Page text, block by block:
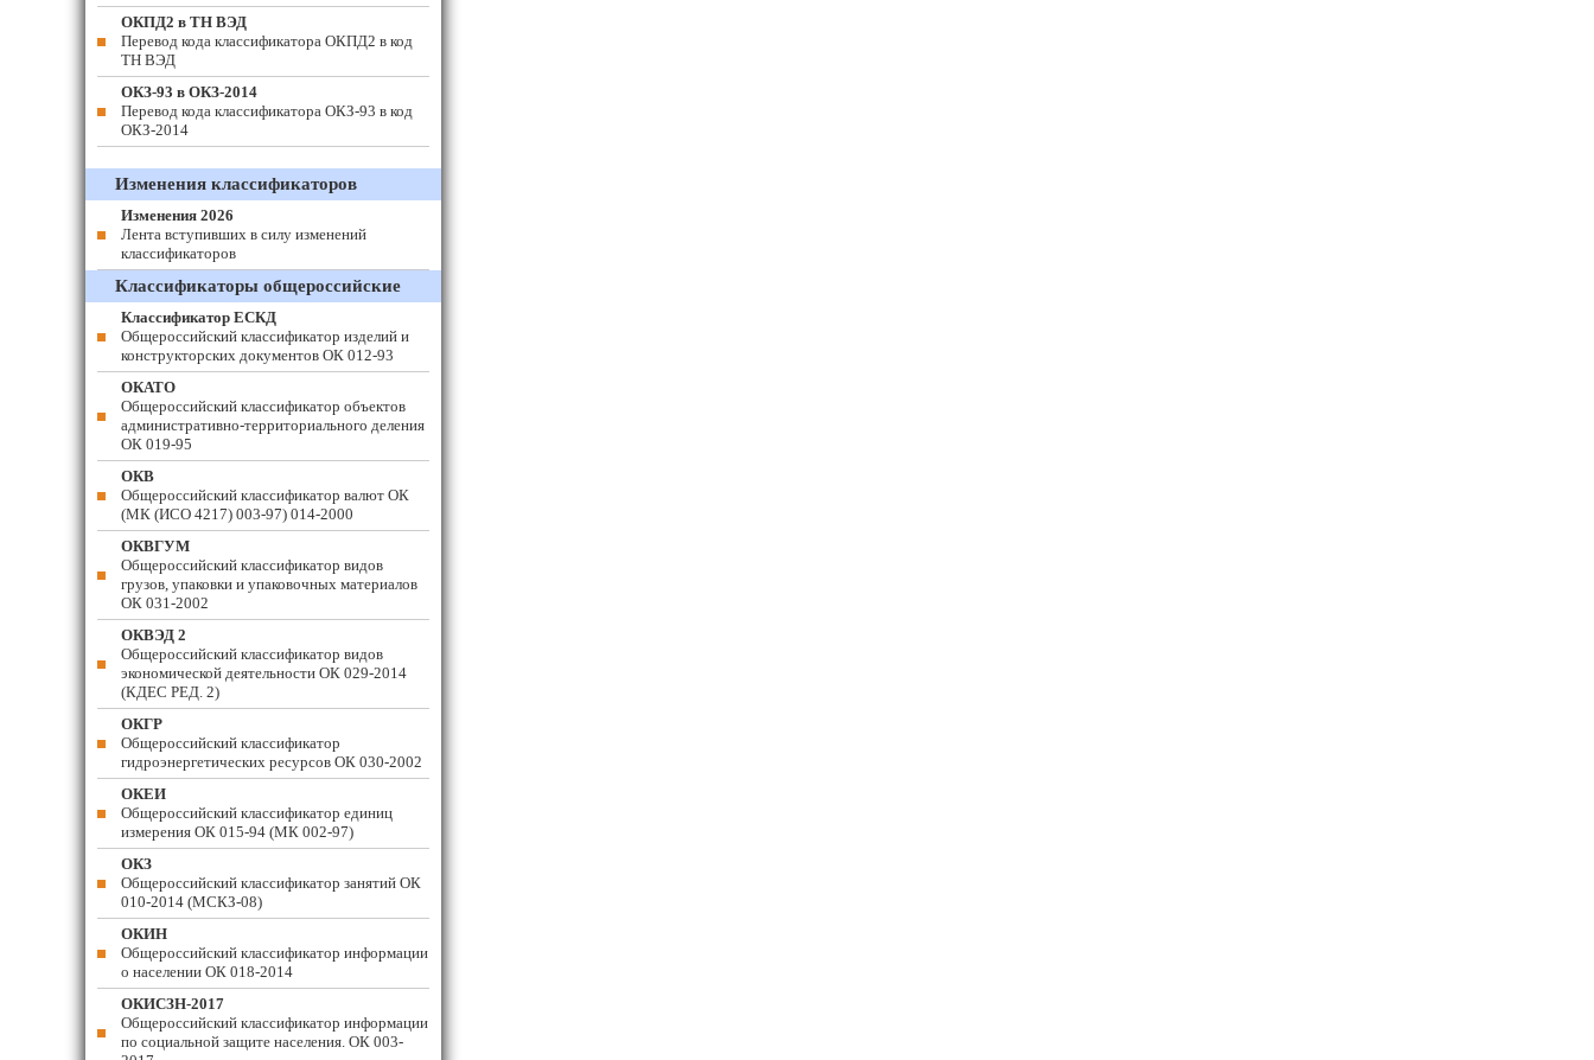
ОКПД2 в ТН ВЭД
Перевод кода классификатора ОКПД2 в код
ТН ВЭД
ОКЗ-93 в ОКЗ-2014
Перевод кода классификатора ОКЗ-93 в код
ОКЗ-2014
Изменения классификаторов
Изменения 2026
Лента вступивших в силу изменений
классификаторов
Классификаторы общероссийские
Классификатор ЕСКД
Общероссийский классификатор изделий и
конструкторских документов ОК 012-93
ОКАТО
Общероссийский классификатор объектов
административно-территориального деления
ОК 019-95
ОКВ
Общероссийский классификатор валют ОК
(МК (ИСО 4217) 003-97) 014-2000
ОКВГУМ
Общероссийский классификатор видов
грузов, упаковки и упаковочных материалов
ОК 031-2002
ОКВЭД 2
Общероссийский классификатор видов
экономической деятельности ОК 029-2014
(КДЕС РЕД. 2)
ОКГР
Общероссийский классификатор
гидроэнергетических ресурсов ОК 030-2002
ОКЕИ
Общероссийский классификатор единиц
измерения ОК 015-94 (МК 002-97)
ОКЗ
Общероссийский классификатор занятий ОК
010-2014 (МСКЗ-08)
ОКИН
Общероссийский классификатор информации
о населении ОК 018-2014
ОКИСЗН-2017
Общероссийский классификатор информации
по социальной защите населения. ОК 003-